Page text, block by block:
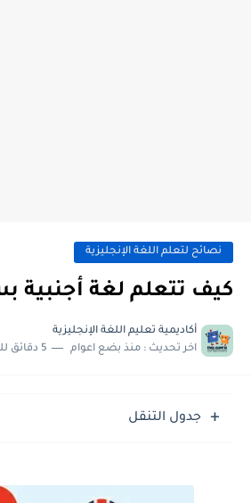
نصائح لتعلم اللغة الإنجليزية
كيف تتعلم لغة أجنبية
أكاديمية تعليم اللغة الإنجليزية
اخر تحديث : منذ بضع اعوام 5 دقائق للقراءة
جدول التنقل